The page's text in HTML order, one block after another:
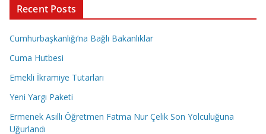
Recent Posts
Cumhurbaşkanlığı’na Bağlı Bakanlıklar
Cuma Hutbesi
Emekli İkramiye Tutarları
Yeni Yargı Paketi
Ermenek Asıllı Öğretmen Fatma Nur Çelik Son Yolculuğuna
Uğurlandı